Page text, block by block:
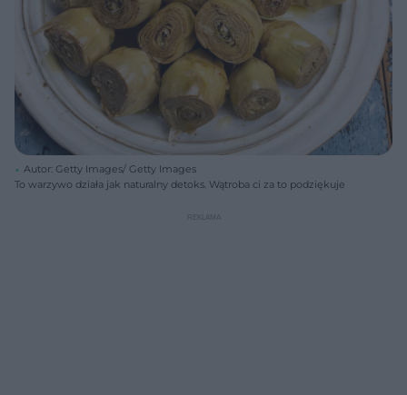
Autor: Getty Images/ Getty Images
To warzywo działa jak naturalny detoks. Wątroba ci za to podziękuje